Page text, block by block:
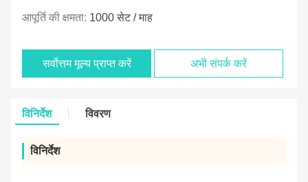
आपूर्ति की क्षमता: 1000 सेट / माह
सर्वोत्तम मूल्य प्राप्त करें अभी संपर्क करें
विनिर्देश विवरण
विनिर्देश